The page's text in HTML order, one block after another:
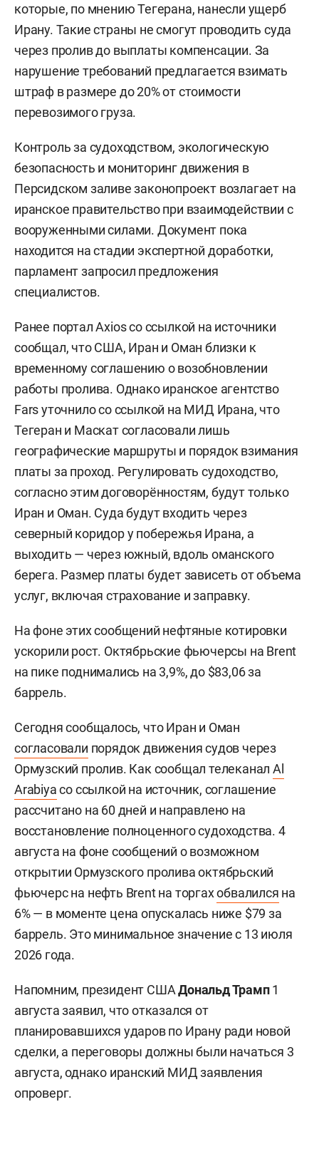
которые, по мнению Тегерана, нанесли ущерб
Ирану. Такие страны не смогут проводить суда
через пролив до выплаты компенсации. За
нарушение требований предлагается взимать
штраф в размере до 20% от стоимости
перевозимого груза.
Контроль за судоходством, экологическую
безопасность и мониторинг движения в
Персидском заливе законопроект возлагает на
иранское правительство при взаимодействии с
вооруженными силами. Документ пока
находится на стадии экспертной доработки,
парламент запросил предложения
специалистов.
Ранее портал Axios со ссылкой на источники
сообщал, что США, Иран и Оман близки к
временному соглашению о возобновлении
работы пролива. Однако иранское агентство
Fars уточнило со ссылкой на МИД Ирана, что
Тегеран и Маскат согласовали лишь
географические маршруты и порядок взимания
платы за проход. Регулировать судоходство,
согласно этим договорённостям, будут только
Иран и Оман. Суда будут входить через
северный коридор у побережья Ирана, а
выходить — через южный, вдоль оманского
берега. Размер платы будет зависеть от объема
услуг, включая страхование и заправку.
На фоне этих сообщений нефтяные котировки
ускорили рост. Октябрьские фьючерсы на Brent
на пике поднимались на 3,9%, до $83,06 за
баррель.
Сегодня сообщалось, что Иран и Оман
согласовали порядок движения судов через
Ормузский пролив. Как сообщал телеканал Al
Arabiyaсо ссылкой на источник, соглашение
рассчитано на 60 дней и направлено на
восстановление полноценного судоходства. 4
августа на фоне сообщений о возможном
открытии Ормузского пролива октябрьский
фьючерс на нефть Brent на торгахобвалился на
6% — в моменте цена опускалась ниже $79 за
баррель. Это минимальное значение с 13 июля
2026 года.
Напомним, президент СШАДональд Трамп1
августа заявил, что отказался от
планировавшихся ударов по Ирану ради новой
сделки, а переговоры должны были начаться 3
августа, однако иранский МИД заявления
опроверг.